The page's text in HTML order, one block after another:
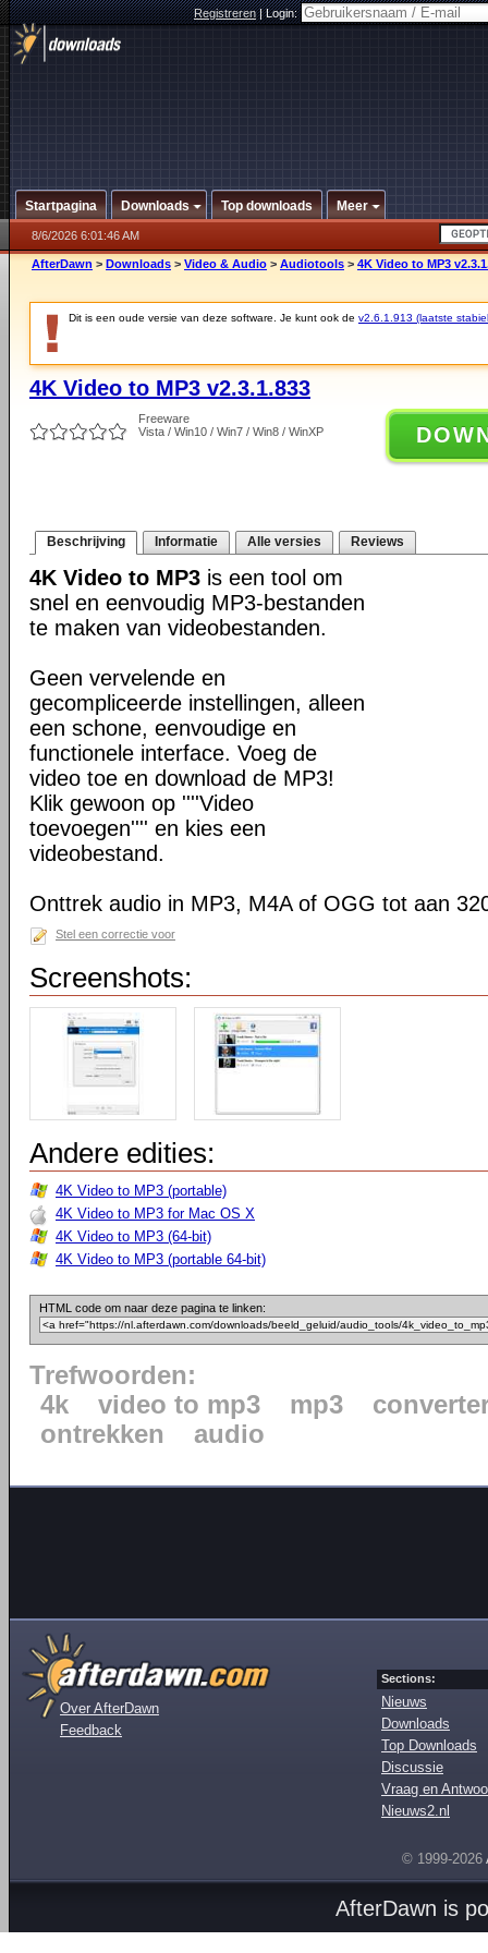
Registreren|Login:
Startpagina Downloads Top downloads Meer
8/6/2026 6:01:46 AM
AfterDawn > Downloads > Video & Audio > Audiotools > 4K Video to MP3
Dit is een oude versie van deze software. Je kunt ook de v2.6.1.913 (laatste
4K Video to MP3 v2.3.1.833
Freeware
Vista / Win10 / Win7 / Win8 / WinXP
Beschrijving Informatie Alle versies Reviews
4K Video to MP3 is een tool om
snel en eenvoudig MP3-bestanden
te maken van videobestanden.
Geen vervelende en
gecompliceerde instellingen, alleen
een schone, eenvoudige en
functionele interface. Voeg de
video toe en download de MP3!
Klik gewoon op ''''Video
toevoegen'''' en kies een
videobestand.
Onttrek audio in MP3, M4A of OGG tot aan
Stel een correctie voor
Screenshots:
Andere edities:
4K Video to MP3 (portable)
4K Video to MP3 for Mac OS X
4K Video to MP3 (64-bit)
4K Video to MP3 (portable 64-bit)
HTML code om naar deze pagina te linken:
Trefwoorden:
4k
video to mp3 mp3
ontrekken
audio
Over AfterDawn
Feedback
Sections:
Nieuws
Downloads
Top Downloads
Discussie
Vraag en
Nieuws2.nl
© 1999-2026
AfterDawn is